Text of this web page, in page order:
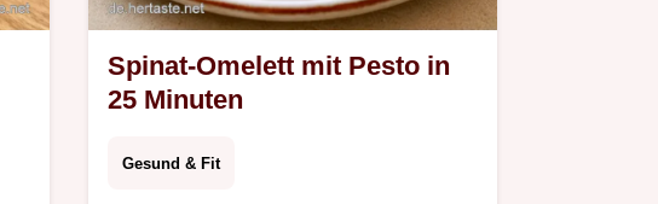
Spinat-Omelett mit Pesto in
25 Minuten
Gesund & Fit